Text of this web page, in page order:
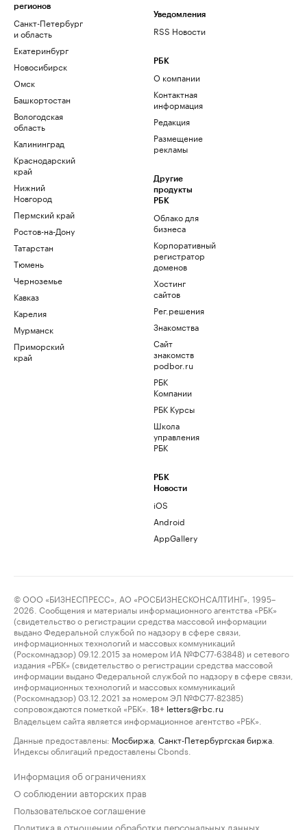
регионов
Санкт-Петербург
и область
Екатеринбург
Новосибирск
Омск
Башкортостан
Вологодская
область
Калининград
Краснодарский
край
Нижний
Новгород
Пермский край
Ростов-на-Дону
Татарстан
Тюмень
Черноземье
Кавказ
Карелия
Мурманск
Приморский
край
Уведомления
RSS Новости
РБК
О компании
Контактная
информация
Редакция
Размещение
рекламы
Другие
продукты
РБК
Облако для
бизнеса
Корпоративный
регистратор
доменов
Хостинг
сайтов
Рег.решения
Знакомства
Сайт
знакомств
podbor.ru
РБК
Компании
РБК Курсы
Школа
управления
РБК
РБК
Новости
iOS
Android
AppGallery
© ООО «БИЗНЕСПРЕСС», АО «РОСБИЗНЕСКОНСАЛТИНГ», 1995–
2026. Сообщения и материалы информационного агентства «РБК»
(свидетельство о регистрации средства массовой информации
выдано Федеральной службой по надзору в сфере связи,
информационных технологий и массовых коммуникаций
(Роскомнадзор) 09.12.2015 за номером ИА №ФС77-63848) и сетевого
издания «РБК» (свидетельство о регистрации средства массовой
информации выдано Федеральной службой по надзору в сфере связи,
информационных технологий и массовых коммуникаций
(Роскомнадзор) 03.12.2021 за номером ЭЛ №ФС77-82385)
сопровождаются пометкой «РБК».
18+ letters@rbc.ru
Владельцем сайта является информационное агентство «РБК».
Данные предоставлены: Мосбиржа Санкт-Петербургская биржа
Индексы облигаций предоставлены Cbonds.
Информация об ограничениях
О соблюдении авторских прав
Пользовательское соглашение
Политика в отношении обработки персональных данных